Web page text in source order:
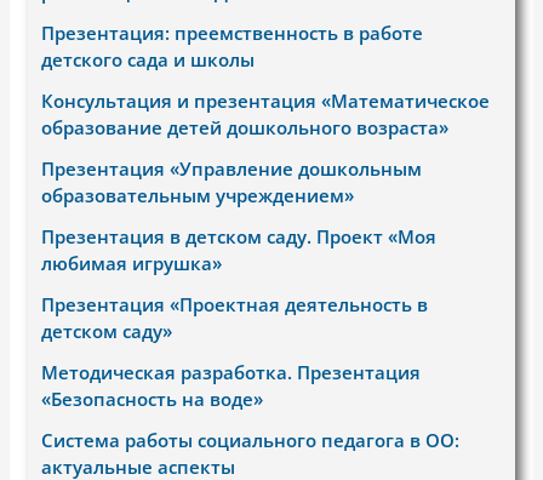
Презентация: преемственность в работе
детского сада и школы
Консультация и презентация «Математическое
образование детей дошкольного возраста»
Презентация «Управление дошкольным
образовательным учреждением»
Презентация в детском саду. Проект «Моя
любимая игрушка»
Презентация «Проектная деятельность в
детском саду»
Методическая разработка. Презентация
«Безопасность на воде»
Система работы социального педагога в ОО:
актуальные аспекты